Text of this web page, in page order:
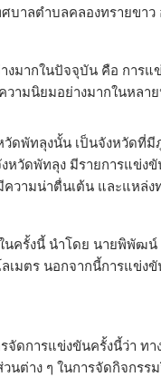
บาลตำบลคลองทรายขา
มากในปัจจุบัน คือ การแ
ามนิยมอย่างมากในหลา
ดพัทลุงนั้น เป็นจังหวัดที่มี
วัดพัทลุง มีรายการแข่งขั
วามน่าตื่นเต้น และแหล่ง
ครั้งนี้ นำโดย นายพิพัฒน์
เมตร นอกจากนี้การแข่ง
ดการแข่งขันครั้งนี้ว่า ทา
ต่าง ๆ ในการจัดกิจกรร